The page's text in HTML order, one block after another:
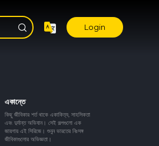
Login
একান্তে
কিছু জীবিকার শর্ত থাকে একাকিত্ব, সাহসিকতা
এবং দুর্দান্ত অভিযান। সেই গল্পগুলো এক
জায়গায় এই সিরিজে। শুনুন ভারতের নিঃসঙ্গ
জীবিকাগুলোর অভিজ্ঞতা।